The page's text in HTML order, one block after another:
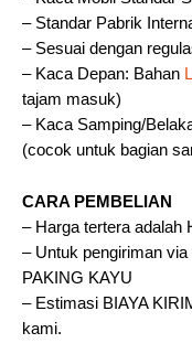
– Standar Pabrik
– Sesuai dengan
– Kaca Depan: Bahan
tajam masuk)
– Kaca Samping/
(cocok untuk bagian
CARA PEMBELIAN
– Harga tertera adalah
– Untuk pengiriman
PAKING KAYU
– Estimasi BIAYA
kami.